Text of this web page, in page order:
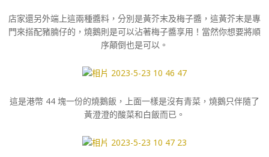
店家還另外端上這兩種醬料，分別是黃芥末及梅子醬，這黃芥末是專
門來搭配豬腩仔的，燒鵝則是可以沾著梅子醬享用！當然你想要將順
序顛倒也是可以。
這是港幣 44 塊一份的燒鵝飯，上面一樣是沒有青菜，燒鵝只伴隨了
黃澄澄的酸菜和白飯而已。